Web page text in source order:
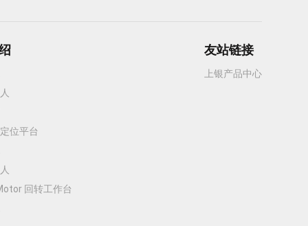
位平台
回转工作台
友站链接
上银产品中心